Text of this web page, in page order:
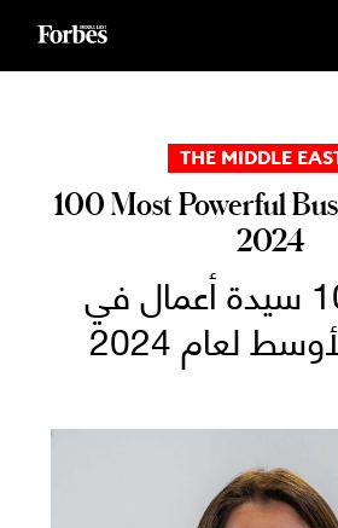
THE MIDDLE
100 Most Powerful
2024
أقوى 100 سيدة أعمال في
لعام 2024